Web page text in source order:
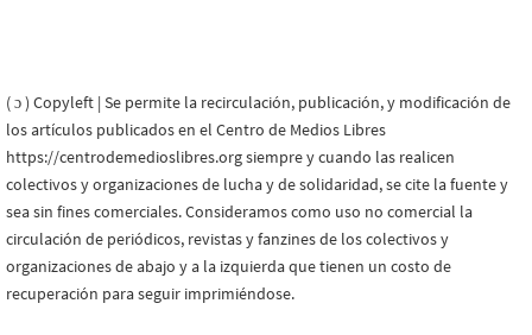
( ɔ ) Copyleft | Se permite la recirculación, publicación, y modificación de
los artículos publicados en el Centro de Medios Libres
https://centrodemedioslibres.org siempre y cuando las realicen
colectivos y organizaciones de lucha y de solidaridad, se cite la fuente y
sea sin fines comerciales. Consideramos como uso no comercial la
circulación de periódicos, revistas y fanzines de los colectivos y
organizaciones de abajo y a la izquierda que tienen un costo de
recuperación para seguir imprimiéndose.